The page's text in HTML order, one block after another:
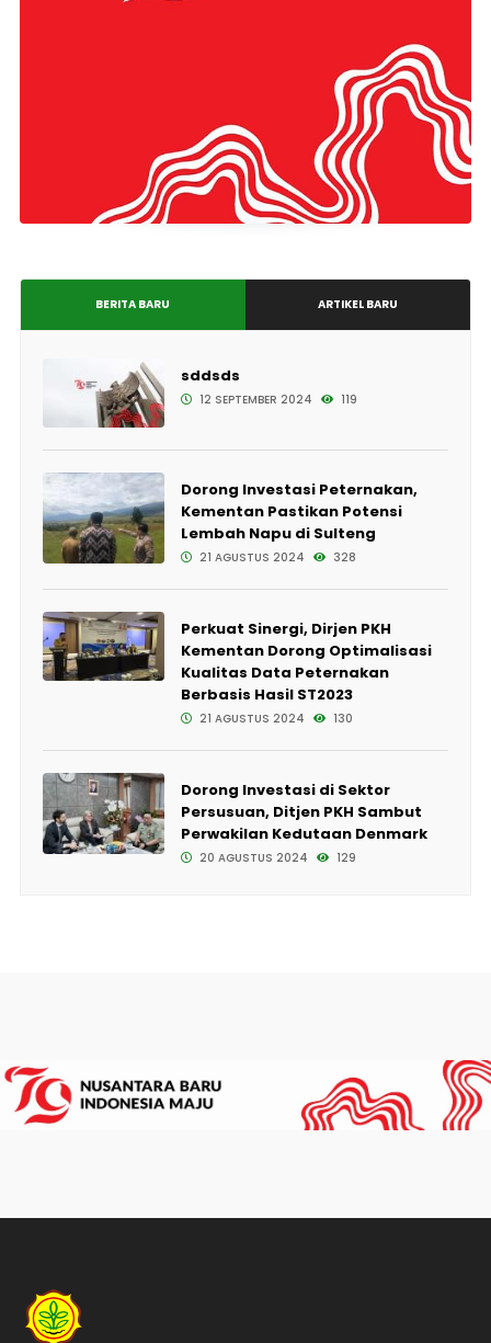
BERITA BARU ARTIKEL BARU
sddsds
12 SEPTEMBER 2024 119
Dorong Investasi Peternakan,
Kementan Pastikan Potensi
Lembah Napu di Sulteng
21 AGUSTUS 2024 328
Perkuat Sinergi, Dirjen PKH
Kementan Dorong Optimalisasi
Kualitas Data Peternakan
Berbasis Hasil ST2023
21 AGUSTUS 2024 130
Dorong Investasi di Sektor
Persusuan, Ditjen PKH Sambut
Perwakilan Kedutaan Denmark
20 AGUSTUS 2024 129